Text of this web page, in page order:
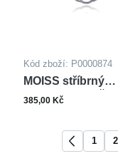
Kód zboží: P0000874
MOISS stříbrný
přívěsek ANDĚL
385,00 Kč
1 2